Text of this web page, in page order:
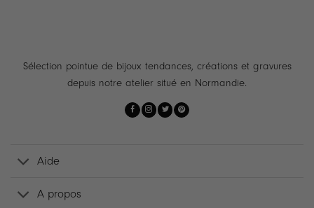
Sélection pointue de bijoux tendances, créations et gravures
depuis notre atelier situé en Normandie.
Aide
A propos